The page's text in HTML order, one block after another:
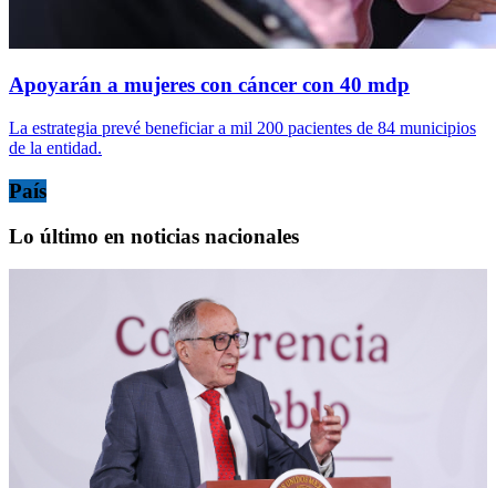
Apoyarán a mujeres con cáncer con 40 mdp
La estrategia prevé beneficiar a mil 200 pacientes de 84 municipios
de la entidad.
País
Lo último en noticias nacionales